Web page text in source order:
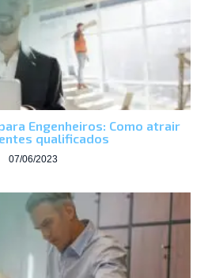
Engenheiros: Como atrair
qualificados
07/06/2023